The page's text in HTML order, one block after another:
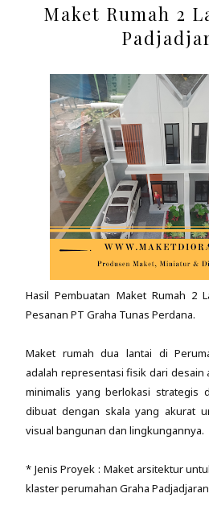
Maket Rumah 2
Hasil Pembuatan Maket Rumah 2
Pesanan PT Graha Tunas Perdana.
Maket rumah dua lantai di
adalah representasi fisik dari
minimalis yang berlokasi strategis
dibuat dengan skala yang akurat
visual bangunan dan lingkungannya.
* Jenis Proyek : Maket arsitektur
klaster perumahan Graha